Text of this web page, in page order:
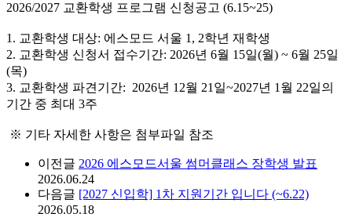
2026/2027 교환학생 프로그램 신청공고 (6.15~25)
1. 교환학생 대상: 에스모드 서울 1, 2학년 재학생
2. 교환학생 신청서 접수기간: 2026년 6월 15일(월) ~ 6월 25일
(목)
3. 교환학생 파견기간: 2026년 12월 21일~2027년 1월 22일의
기간 중 최대 3주
※ 기타 자세한 사항은 첨부파일 참조
이전글 2026 에스모드서울 썸머클래스 장학생 발표
2026.06.24
다음글 [2027 신입학] 1차 지원기간 입니다 (~6.22)
2026.05.18